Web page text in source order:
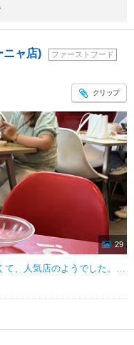
ニャ店) ファーストフード
クリップ
29
お昼時に行ったので、人が多くて、人気店のようでした。中華系ファーストフードのお店ですが、デザートはやはりハロハロがあって、フィリピンらしいです。シュウマイや中華まんがフィリピンでは珍しいもののようです。